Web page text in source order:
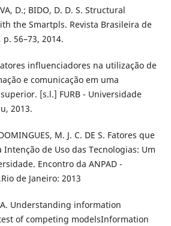
D.; BIDO, D. D. S. Structural
the Smartpls. Revista Brasileira de
56–73, 2014.
influenciadores na utilização de
e comunicação em uma
[s.l.] FURB - Universidade
2013.
M. J. C. DE S. Fatores que
de Uso das Tecnologias: Um
Encontro da ANPAD -
de Janeiro: 2013
A. Understanding information
of competing modelsInformation